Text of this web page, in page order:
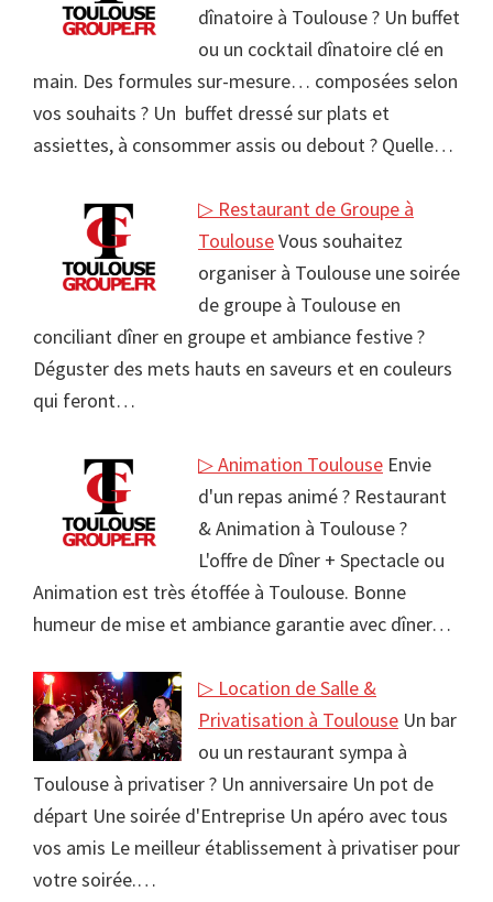
dînatoire à Toulouse ? Un buffet
ou un cocktail dînatoire clé en
main. Des formules sur-mesure… composées selon
vos souhaits ? Un buffet dressé sur plats et
assiettes, à consommer assis ou debout ? Quelle…
▷ Restaurant de Groupe à
ToulouseVous souhaitez
organiser à Toulouse une soirée
de groupe à Toulouse en
conciliant dîner en groupe et ambiance festive ?
Déguster des mets hauts en saveurs et en couleurs
qui feront…
▷ Animation Toulouse Envie
d'un repas animé ? Restaurant
& Animation à Toulouse ?
L'offre de Dîner + Spectacle ou
Animation est très étoffée à Toulouse. Bonne
humeur de mise et ambiance garantie avec dîner…
▷ Location de Salle &
Privatisation à Toulouse Un bar
ou un restaurant sympa à
Toulouse à privatiser ? Un anniversaire Un pot de
départ Une soirée d'Entreprise Un apéro avec tous
vos amis Le meilleur établissement à privatiser pour
votre soirée.…